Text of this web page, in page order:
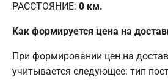
РАССТОЯНИЕ: 0 км.
Как формируется цена на
При формировании цен на
учитывается следующее: тип